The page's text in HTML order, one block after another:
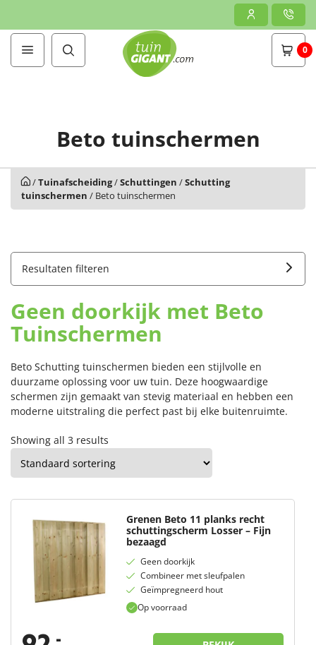
0
Beto tuinschermen
/Tuinafscheiding/Schuttingen /Schutting
tuinschermen / Beto tuinschermen
Resultaten filteren
Geen doorkijk met Beto
Tuinschermen
Beto Schutting tuinschermen bieden een stijlvolle en
duurzame oplossing voor uw tuin. Deze hoogwaardige
schermen zijn gemaakt van stevig materiaal en hebben een
moderne uitstraling die perfect past bij elke buitenruimte.
Showing all 3 results
Op voorraad
Grenen Beto 11 planks recht
schuttingscherm Losser – Fijn
bezaagd
Geen doorkijk
Combineer met sleufpalen
Geïmpregneerd hout
-